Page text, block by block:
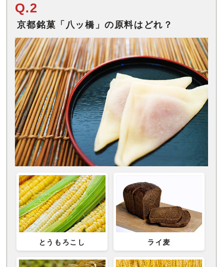
Q.2
京都銘菓「八ッ橋」の原料はどれ？
とうもろこし ライ麦